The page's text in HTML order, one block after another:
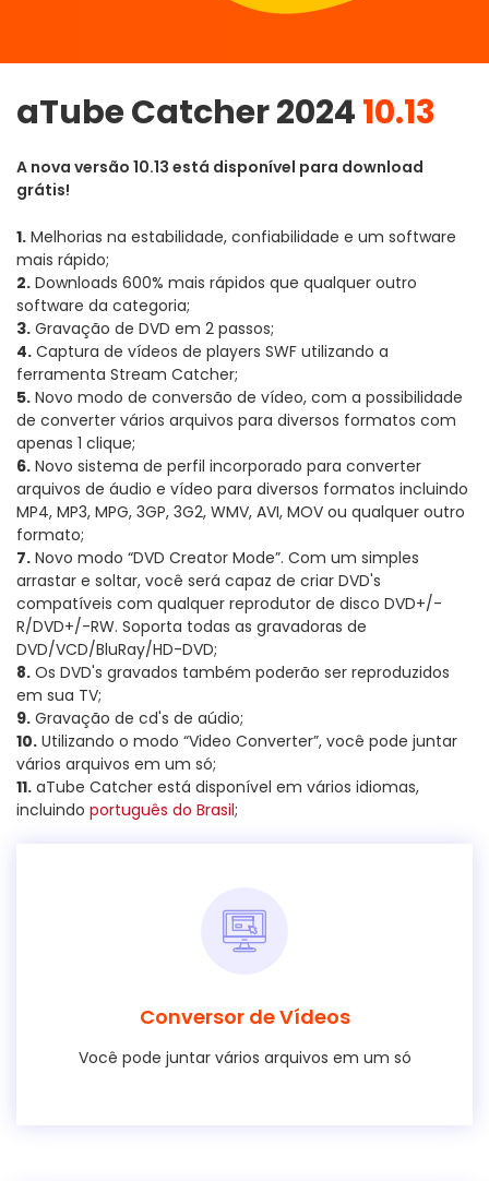
aTube Catcher 202410.13
A nova versão 10.13 está disponível para download
grátis!
1. Melhorias na estabilidade, confiabilidade e um software
mais rápido;
2. Downloads 600% mais rápidos que qualquer outro
software da categoria;
3. Gravação de DVD em 2 passos;
4. Captura de vídeos de players SWF utilizando a
ferramenta Stream Catcher;
5. Novo modo de conversão de vídeo, com a possibilidade
de converter vários arquivos para diversos formatos com
apenas 1 clique;
6. Novo sistema de perfil incorporado para converter
arquivos de áudio e vídeo para diversos formatos incluindo
MP4, MP3, MPG, 3GP, 3G2, WMV, AVI, MOV ou qualquer outro
formato;
7. Novo modo “DVD Creator Mode”. Com um simples
arrastar e soltar, você será capaz de criar DVD's
compatíveis com qualquer reprodutor de disco DVD+/-
R/DVD+/-RW. Soporta todas as gravadoras de
DVD/VCD/BluRay/HD-DVD;
8. Os DVD's gravados também poderão ser reproduzidos
em sua TV;
9. Gravação de cd's de aúdio;
10. Utilizando o modo “Video Converter”, você pode juntar
vários arquivos em um só;
11. aTube Catcher está disponível em vários idiomas,
incluindo português do Brasil;
Conversor de Vídeos
Você pode juntar vários arquivos em um só